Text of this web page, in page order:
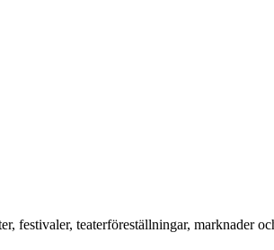
festivaler, teaterföreställningar, marknader